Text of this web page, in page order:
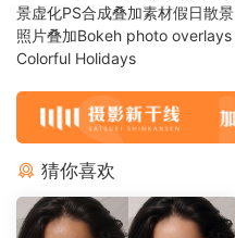
景虚化PS合成叠加素材假日散景
照片叠加Bokeh photo overlays
Colorful Holidays
猜你喜欢